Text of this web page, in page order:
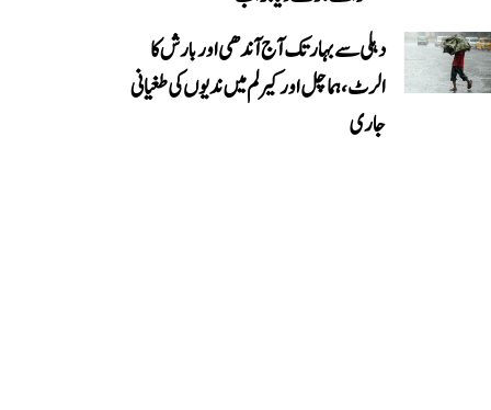
دہلی سے بہار تک آج آندھی اور بارش کا
الرٹ، ہماچل اور کیرلم میں ندیوں کی طغیانی
جاری